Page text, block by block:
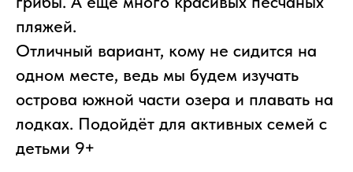
пляжей.
Отличный вариант, кому не сидится на
одном месте, ведь мы будем изучать
острова южной части озера и плавать на
лодках. Подойдёт для активных семей с
детьми 9+